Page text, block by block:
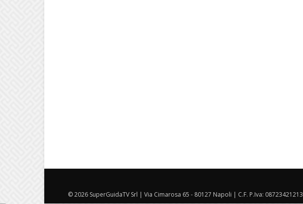
© 2026 SuperGuidaTV Srl | Via Cimarosa 65 - 80127 Napoli | C.F. P.Iva: 08723421213